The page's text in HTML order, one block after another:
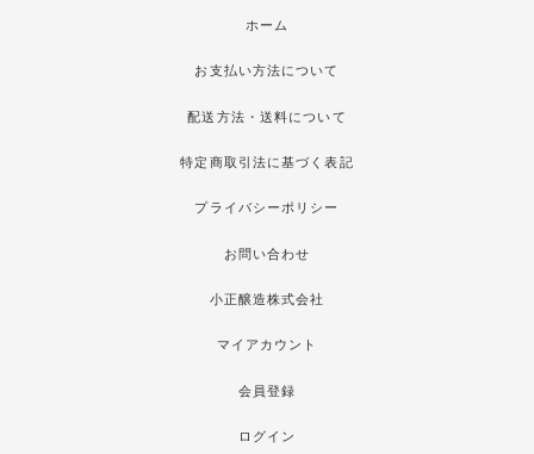
ホーム
お支払い方法について
配送方法・送料について
特定商取引法に基づく表記
プライバシーポリシー
お問い合わせ
小正醸造株式会社
マイアカウント
会員登録
ログイン